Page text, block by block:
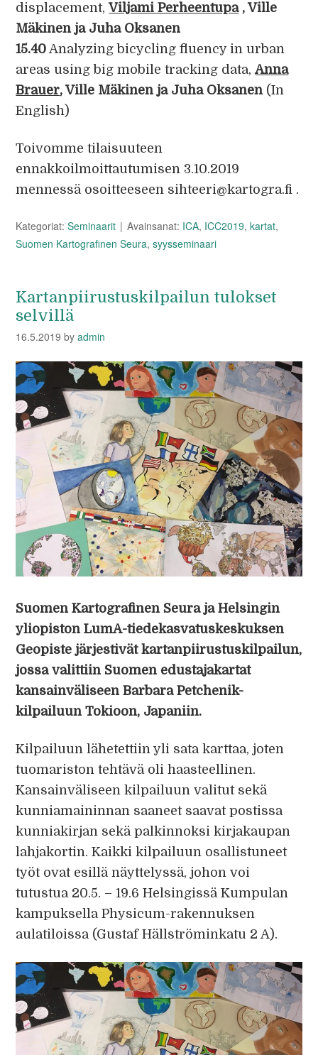
displacement,Viljami Perheentupa, Ville
Mäkinen ja Juha Oksanen
15.40 Analyzing bicycling fluency in urban
areas using big mobile tracking data,Anna
Brauer, Ville Mäkinen ja Juha Oksanen(In
English)
Toivomme tilaisuuteen
ennakkoilmoittautumisen 3.10.2019
mennessä osoitteeseen sihteeri@kartogra.fi .
Kategoriat:Seminaarit Avainsanat: ICA, ICC2019,kartat,
Suomen Kartografinen Seura,syysseminaari
Kartanpiirustuskilpailun tulokset
selvillä
16.5.2019 byadmin
Suomen Kartografinen Seura ja Helsingin
yliopiston LumA-tiedekasvatuskeskuksen
Geopiste järjestivät kartanpiirustuskilpailun,
jossa valittiin Suomen edustajakartat
kansainväliseen Barbara Petchenik-
kilpailuun Tokioon, Japaniin.
Kilpailuun lähetettiin yli sata karttaa, joten
tuomariston tehtävä oli haasteellinen.
Kansainväliseen kilpailuun valitut sekä
kunniamaininnan saaneet saavat postissa
kunniakirjan sekä palkinnoksi kirjakaupan
lahjakortin. Kaikki kilpailuun osallistuneet
työt ovat esillä näyttelyssä, johon voi
tutustua 20.5. – 19.6 Helsingissä Kumpulan
kampuksella Physicum-rakennuksen
aulatiloissa (Gustaf Hällströminkatu 2 A).